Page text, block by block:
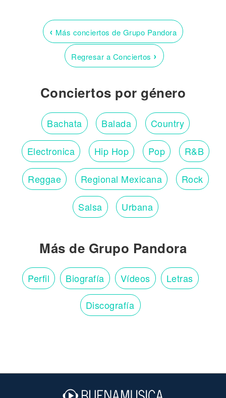
‹ Más conciertos de Grupo Pandora
Regresar a Conciertos ›
Conciertos por género
Bachata Balada Country
Electronica Hip Hop Pop R&B
Reggae Regional Mexicana Rock
Salsa Urbana
Más de Grupo Pandora
Perfil Biografía Vídeos Letras
Discografía